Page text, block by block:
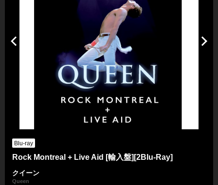
Blu-ray
Rock Montreal + Live Aid [輸入盤][2Blu-Ray]
クイーン
Queen